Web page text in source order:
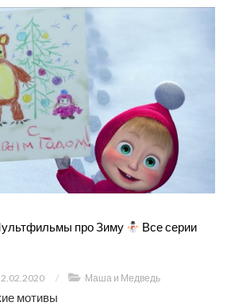
про Зиму
Все серии
/ Маша и Медведь
мотивы